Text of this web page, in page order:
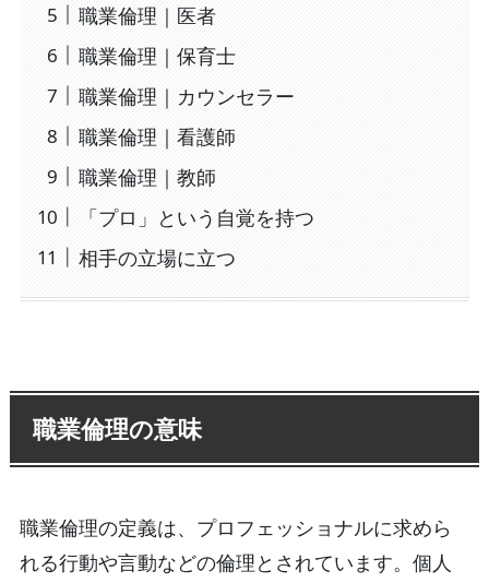
職業倫理｜医者
職業倫理｜保育士
職業倫理｜カウンセラー
職業倫理｜看護師
職業倫理｜教師
「プロ」という自覚を持つ
相手の立場に立つ
職業倫理の意味
職業倫理の定義は、プロフェッショナルに求めら
れる行動や言動などの倫理とされています。個人